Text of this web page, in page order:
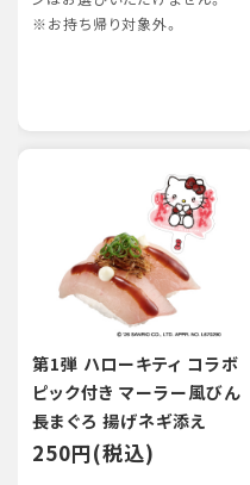
※お持ち帰り対象外。
第1弾 ハローキティ コラボ
ピック付き マーラー風びん
長まぐろ 揚げネギ添え
250円(税込)